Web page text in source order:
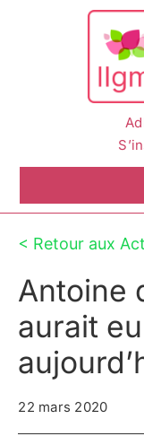
< Retour aux
Antoine
aurait
22 mars 2020